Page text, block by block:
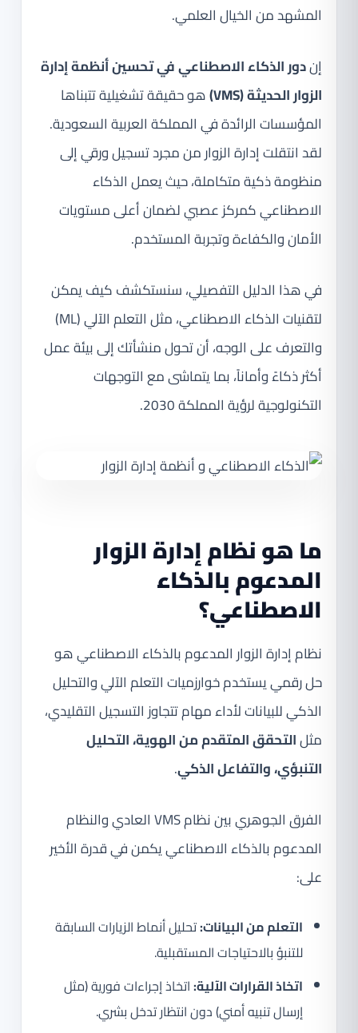
المشهد من الخيال العلمي.
إندور الذكاء الاصطناعي في تحسين أنظمة إدارة
الزوار الحديثة (VMS)
هو حقيقة تشغيلية تتبناها
المؤسسات الرائدة في المملكة العربية السعودية.
لقد انتقلت إدارة الزوار من مجرد تسجيل ورقي إلى
منظومة ذكية متكاملة، حيث يعمل الذكاء
الاصطناعي كمركز عصبي لضمان أعلى مستويات
الأمان والكفاءة وتجربة المستخدم.
في هذا الدليل التفصيلي، سنستكشف كيف يمكن
لتقنيات الذكاء الاصطناعي، مثل التعلم الآلي (ML)
والتعرف على الوجه، أن تحول منشأتك إلى بيئة عمل
أكثر ذكاءً وأماناً، بما يتماشى مع التوجهات
التكنولوجية لرؤية المملكة 2030.
ما هو نظام إدارة الزوار
المدعوم بالذكاء
الاصطناعي؟
نظام إدارة الزوار المدعوم بالذكاء الاصطناعي هو
حل رقمي يستخدم خوارزميات التعلم الآلي والتحليل
الذكي للبيانات لأداء مهام تتجاوز التسجيل التقليدي،
مثلالتحقق المتقدم من الهوية، التحليل
التنبؤي، والتفاعل الذكي.
الفرق الجوهري بين نظام VMS العادي والنظام
المدعوم بالذكاء الاصطناعي يكمن في قدرة الأخير
على:
التعلم من البيانات:تحليل أنماط الزيارات السابقة
للتنبؤ بالاحتياجات المستقبلية.
اتخاذ القرارات الآلية:اتخاذ إجراءات فورية (مثل
إرسال تنبيه أمني) دون انتظار تدخل بشري.